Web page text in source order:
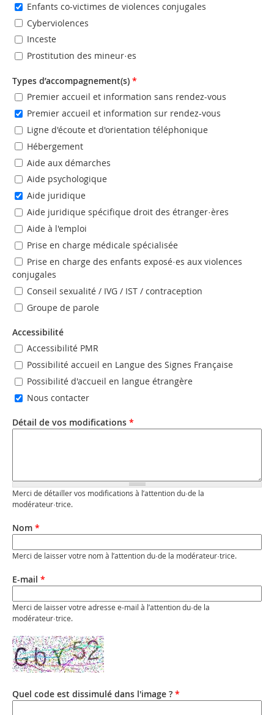
Enfants co-victimes de violences conjugales
Cyberviolences
Inceste
Prostitution des mineur·es
Types d’accompagnement(s) *
Premier accueil et information sans rendez-vous
Premier accueil et information sur rendez-vous
Ligne d'écoute et d'orientation téléphonique
Hébergement
Aide aux démarches
Aide psychologique
Aide juridique
Aide juridique spécifique droit des étranger·ères
Aide à l'emploi
Prise en charge médicale spécialisée
Prise en charge des enfants exposé·es aux violences
conjugales
Conseil sexualité / IVG / IST / contraception
Groupe de parole
Accessibilité
Accessibilité PMR
Possibilité accueil en Langue des Signes Française
Possibilité d'accueil en langue étrangère
Nous contacter
Détail de vos modifications *
Merci de détailler vos modifications à l’attention du·de la
modérateur·trice.
Nom *
Merci de laisser votre nom à l’attention du·de la modérateur·trice.
E-mail *
Merci de laisser votre adresse e-mail à l’attention du·de la
modérateur·trice.
Quel code est dissimulé dans l'image ? *